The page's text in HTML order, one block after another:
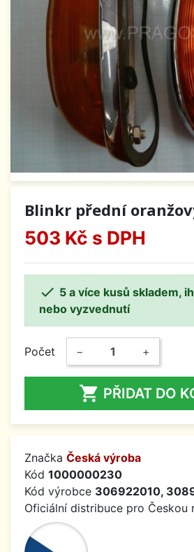
Blinkr přední
503 Kč s DPH
 5 a více kusů skladem,
nebo vyzvednutí
Počet − +
 PŘIDAT DO
Značka Česká výroba
Kód 1000000230
Kód výrobce 306922010,
Oficiální distribuce pro Českou